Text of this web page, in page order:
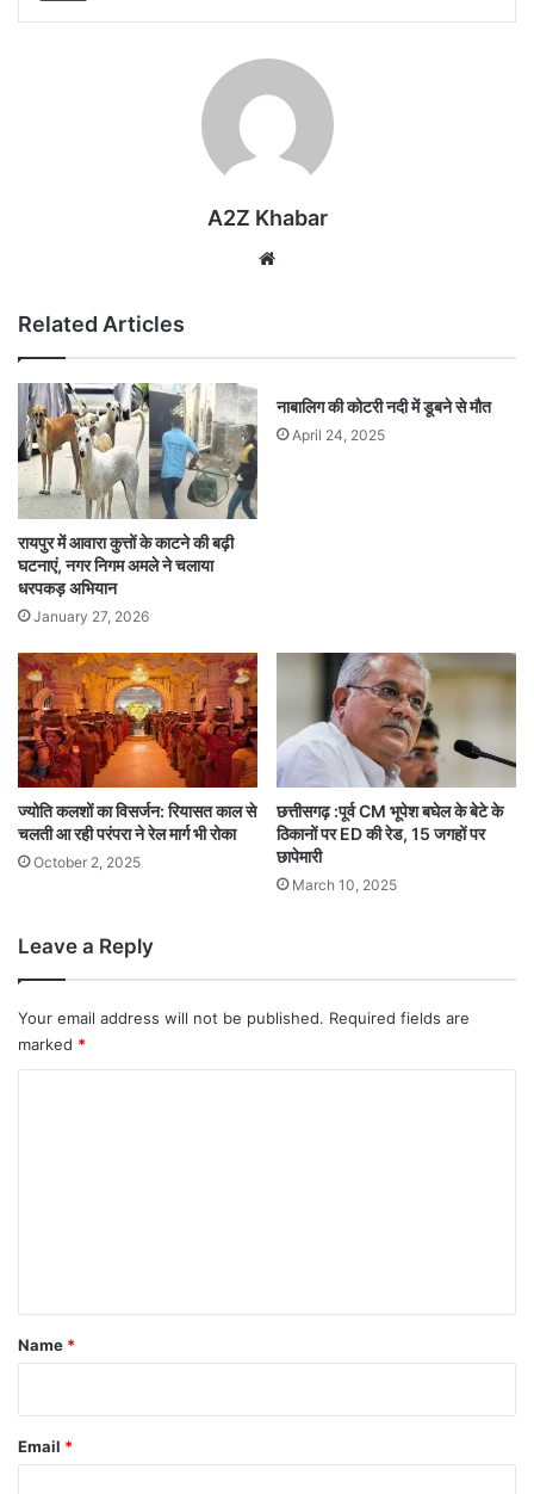
A2Z Khabar
Related Articles
रायपुर में आवारा कुत्तों के काटने की बढ़ी
घटनाएं, नगर निगम अमले ने चलाया
धरपकड़ अभियान
January 27, 2026
नाबालिग की कोटरी नदी में डूबने से मौत
April 24, 2025
ज्योति कलशों का विसर्जन: रियासत काल से
चलती आ रही परंपरा ने रेल मार्ग भी रोका
October 2, 2025
छत्तीसगढ़ :पूर्व CM भूपेश बघेल के बेटे के
ठिकानों पर ED की रेड, 15 जगहों पर
छापेमारी
March 10, 2025
Leave a Reply
Your email address will not be published. Required fields are
marked *
*
Name *
Email *